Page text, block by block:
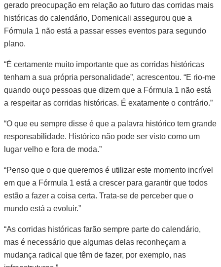
gerado preocupação em relação ao futuro das corridas mais
históricas do calendário, Domenicali assegurou que a
Fórmula 1 não está a passar esses eventos para segundo
plano.
“É certamente muito importante que as corridas históricas
tenham a sua própria personalidade”, acrescentou. “E rio-me
quando ouço pessoas que dizem que a Fórmula 1 não está
a respeitar as corridas históricas. É exatamente o contrário.”
“O que eu sempre disse é que a palavra histórico tem grande
responsabilidade. Histórico não pode ser visto como um
lugar velho e fora de moda.”
“Penso que o que queremos é utilizar este momento incrível
em que a Fórmula 1 está a crescer para garantir que todos
estão a fazer a coisa certa. Trata-se de perceber que o
mundo está a evoluir.”
“As corridas históricas farão sempre parte do calendário,
mas é necessário que algumas delas reconheçam a
mudança radical que têm de fazer, por exemplo, nas